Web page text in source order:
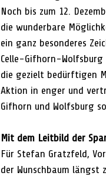
Noch bis zum 12.
die wunderbare
ein ganz besonderes
Celle-Gifhorn-
die gezielt bedürftigen
Aktion in enger und
Gifhorn und Wolfsburg
Mit dem Leitbild der
Für Stefan Gratzfeld,
der Wunschbaum längst